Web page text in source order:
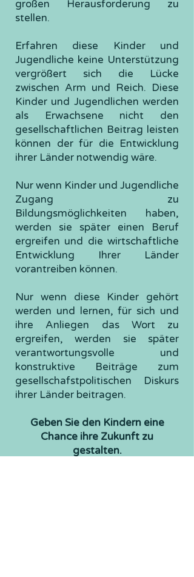
großen Herausforderung zu
stellen.
Erfahren diese Kinder und
Jugendliche keine Unterstützung
vergrößert sich die Lücke
zwischen Arm und Reich. Diese
Kinder und Jugendlichen werden
als Erwachsene nicht den
gesellschaftlichen Beitrag leisten
können der für die Entwicklung
ihrer Länder notwendig wäre.
Nur wenn Kinder und Jugendliche
Zugang zu
Bildungsmöglichkeiten haben,
werden sie später einen Beruf
ergreifen und die wirtschaftliche
Entwicklung Ihrer Länder
vorantreiben können.
Nur wenn diese Kinder gehört
werden und lernen, für sich und
ihre Anliegen das Wort zu
ergreifen, werden sie später
verantwortungsvolle und
konstruktive Beiträge zum
gesellschafstpolitischen Diskurs
ihrer Länder beitragen.
Geben Sie den Kindern eine
Chance ihre Zukunft zu
gestalten.